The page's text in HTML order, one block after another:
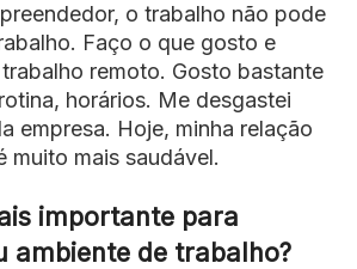
o trabalho não pode
Faço o que gosto e
remoto. Gosto bastante
horários. Me desgastei
empresa. Hoje, minha relação
muito mais saudável.
importante para
ambiente de trabalho?